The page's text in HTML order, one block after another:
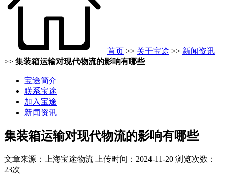
首页 >> 关于宝途 >> 新闻资讯
>> 集装箱运输对现代物流的影响有哪些
宝途简介
联系宝途
加入宝途
新闻资讯
集装箱运输对现代物流的影响有哪些
文章来源：上海宝途物流 上传时间：2024-11-20 浏览次数：
23次